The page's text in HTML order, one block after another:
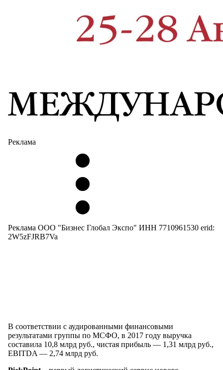
Реклама
Реклама ООО "Бизнес Глобал Экспо" ИНН 7710961530 erid:
2W5zFJRB7Va
В соответствии с аудированными финансовыми
результатами группы по МСФО, в 2017 году выручка
составила 10,8 млрд руб., чистая прибыль — 1,31 млрд руб.,
EBITDA — 2,74 млрд руб.